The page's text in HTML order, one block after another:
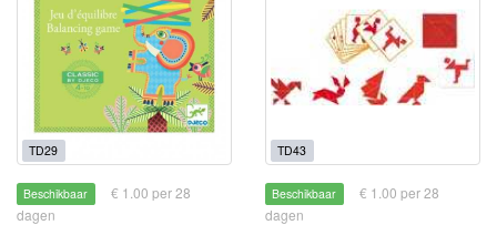
TD29
Beschikbaar
€ 1.00 per 28
dagen
TD43
Beschikbaar
€ 1.00 per 28
dagen